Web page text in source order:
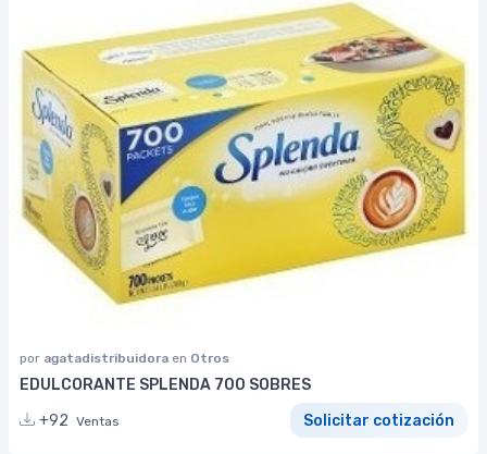
por agatadistribuidora en Otros
EDULCORANTE SPLENDA 700 SOBRES
+92 Ventas Solicitar cotización